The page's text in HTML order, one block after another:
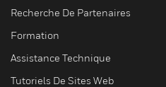
Recherche De Partenaires
Formation
Assistance Technique
Tutoriels De Sites Web